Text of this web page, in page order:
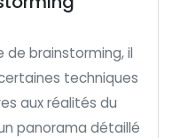
brainstorming, il
techniques
aux réalités du
panorama détaillé